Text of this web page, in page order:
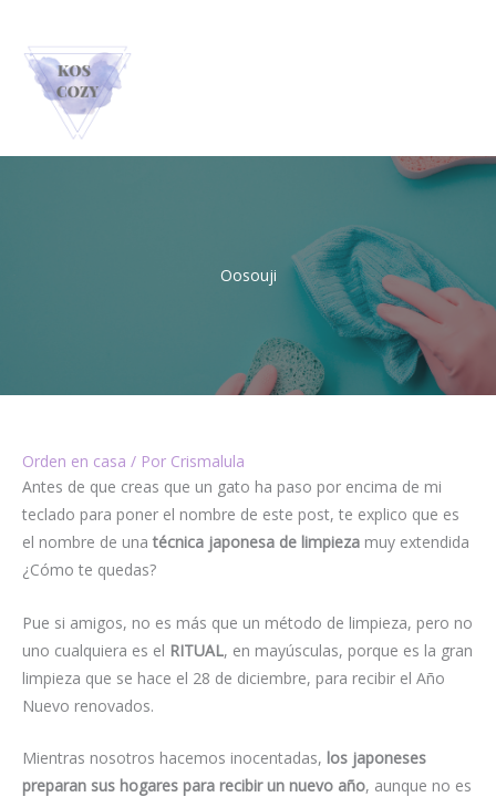
contenido
Oosouji
Orden en casa / Por Crismalula
Antes de que creas que un gato ha paso por encima de mi
teclado para poner el nombre de este post, te explico que es
el nombre de unatécnica japonesa de limpieza muy extendida
¿Cómo te quedas?
Pue si amigos, no es más que un método de limpieza, pero no
uno cualquiera es el RITUAL, en mayúsculas, porque es la gran
limpieza que se hace el 28 de diciembre, para recibir el Año
Nuevo renovados.
Mientras nosotros hacemos inocentadas, los japoneses
preparan sus hogares para recibir un nuevo año, aunque no es